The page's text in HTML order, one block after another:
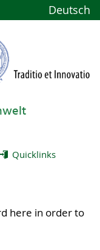
Deutsch
Quicklinks
here in order to